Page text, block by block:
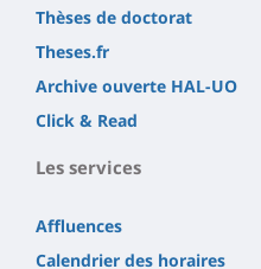
Thèses de doctorat
Theses.fr
Archive ouverte HAL-UO
Click & Read
Les services
Affluences
Calendrier des horaires